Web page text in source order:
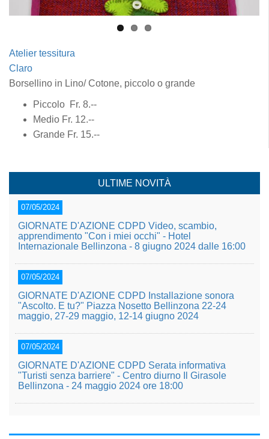
Atelier tessitura
Claro
Borsellino in Lino/ Cotone, piccolo o grande
Piccolo Fr. 8.--
Medio Fr. 12.--
Grande Fr. 15.--
ULTIME NOVITÀ
07/05/2024
GIORNATE D'AZIONE CDPD Video, scambio,
apprendimento "Con i miei occhi" - Hotel
Internazionale Bellinzona - 8 giugno 2024 dalle 16:00
07/05/2024
GIORNATE D'AZIONE CDPD Installazione sonora
"Ascolto. E tu?" Piazza Nosetto Bellinzona 22-24
maggio, 27-29 maggio, 12-14 giugno 2024
07/05/2024
GIORNATE D'AZIONE CDPD Serata informativa
"Turisti senza barriere" - Centro diurno Il Girasole
Bellinzona - 24 maggio 2024 ore 18:00